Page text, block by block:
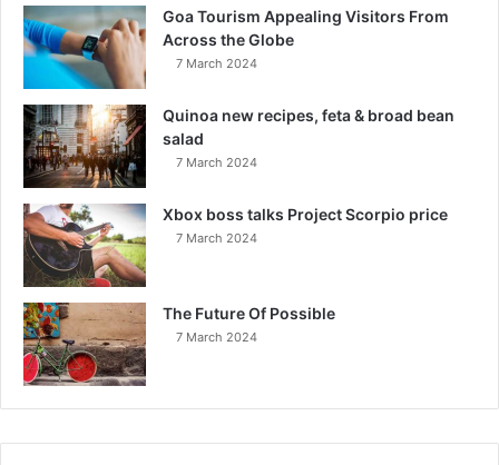
Goa Tourism Appealing Visitors From
Across the Globe
7 March 2024
Quinoa new recipes, feta & broad bean
salad
7 March 2024
Xbox boss talks Project Scorpio price
7 March 2024
The Future Of Possible
7 March 2024